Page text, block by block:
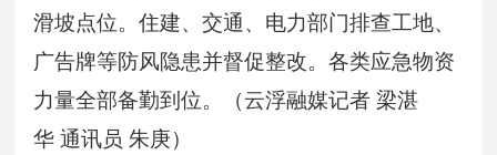
滑坡点位。住建、交通、电力部门排查工地、
广告牌等防风隐患并督促整改。各类应急物资
力量全部备勤到位。（云浮融媒记者 梁湛
华 通讯员 朱庚）